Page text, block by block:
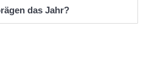
das Jahr?